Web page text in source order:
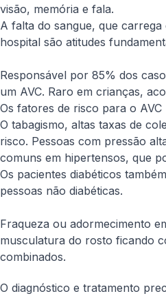
visão, memória e fala.
A falta do sangue, que
hospital são atitudes
Responsável por 85% dos
um AVC. Raro em crianças,
Os fatores de risco para o
O tabagismo, altas taxas de
risco. Pessoas com pressão
comuns em hipertensos, que
Os pacientes diabéticos
pessoas não diabéticas.
Fraqueza ou adormecimento
musculatura do rosto ficando
combinados.
O diagnóstico e tratamento